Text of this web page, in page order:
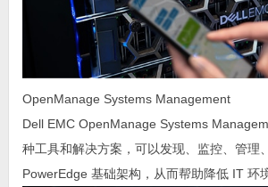
OpenManage Systems Management
Dell EMC OpenManage Systems
种工具和解决方案，可以发现、监控、管理
PowerEdge 基础架构，从而帮助降低 IT 环